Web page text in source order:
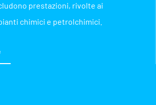
prestazioni, rivolte ai
chimici e petrolchimici.